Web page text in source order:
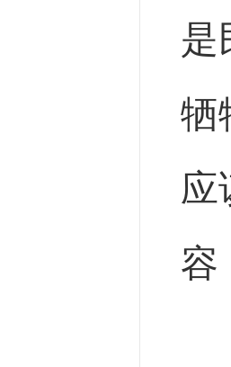
是
牺
应
容